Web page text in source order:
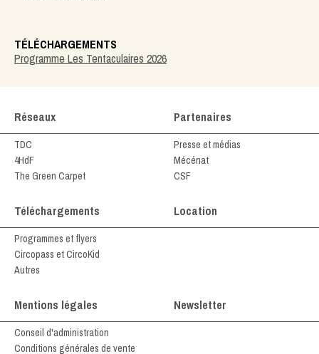
TÉLÉCHARGEMENTS
Programme Les Tentaculaires 2026
Réseaux
TDC
4HdF
The Green Carpet
Partenaires
Presse et médias
Mécénat
CSF
Téléchargements
Programmes et flyers
Circopass et CircoKid
Autres
Location
Mentions légales
Conseil d'administration
Conditions générales de vente
Newsletter